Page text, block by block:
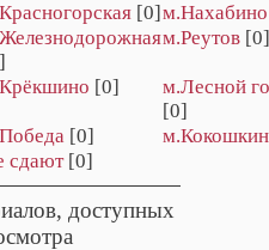
[0] м.Нахабино
м.Реутов [0]
[0]
м.Лесной
[0]
[0]
сдают [0]
доступных